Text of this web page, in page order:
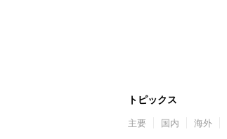
トピックス
主要 国内 海外